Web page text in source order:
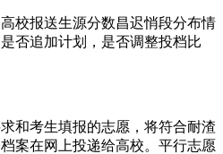
校报送生源分数昌迟悄段分布情
否追加计划，是否调整投档比
和考生填报的志愿，将符合耐渣
案在网上投递给高校。平行志愿